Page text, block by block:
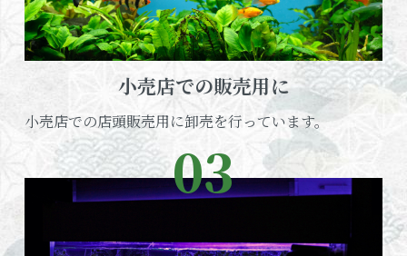
小売店での販売用に
小売店での店頭販売用に卸売を行っています。
03